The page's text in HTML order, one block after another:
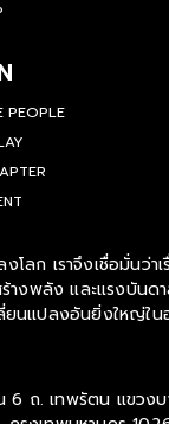
PEOPLE
โลก เราจึงเชื่อมั่นว่า
ร้างพลัง และแรงบันด
ยนแปลงอันยิ่งใหญ่ใน
ถ. เทพรัตน แขวงบ